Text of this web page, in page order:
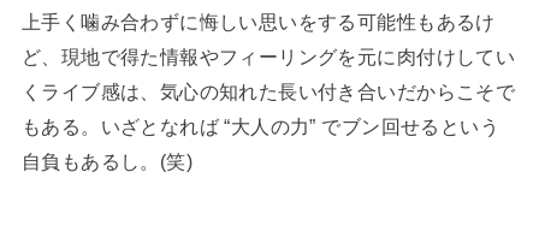
上手く噛み合わずに悔しい思いをする可能性もあるけ
ど、現地で得た情報やフィーリングを元に肉付けしてい
くライブ感は、気心の知れた長い付き合いだからこそで
もある。いざとなれば “大人の力” でブン回せるという
自負もあるし。(笑)